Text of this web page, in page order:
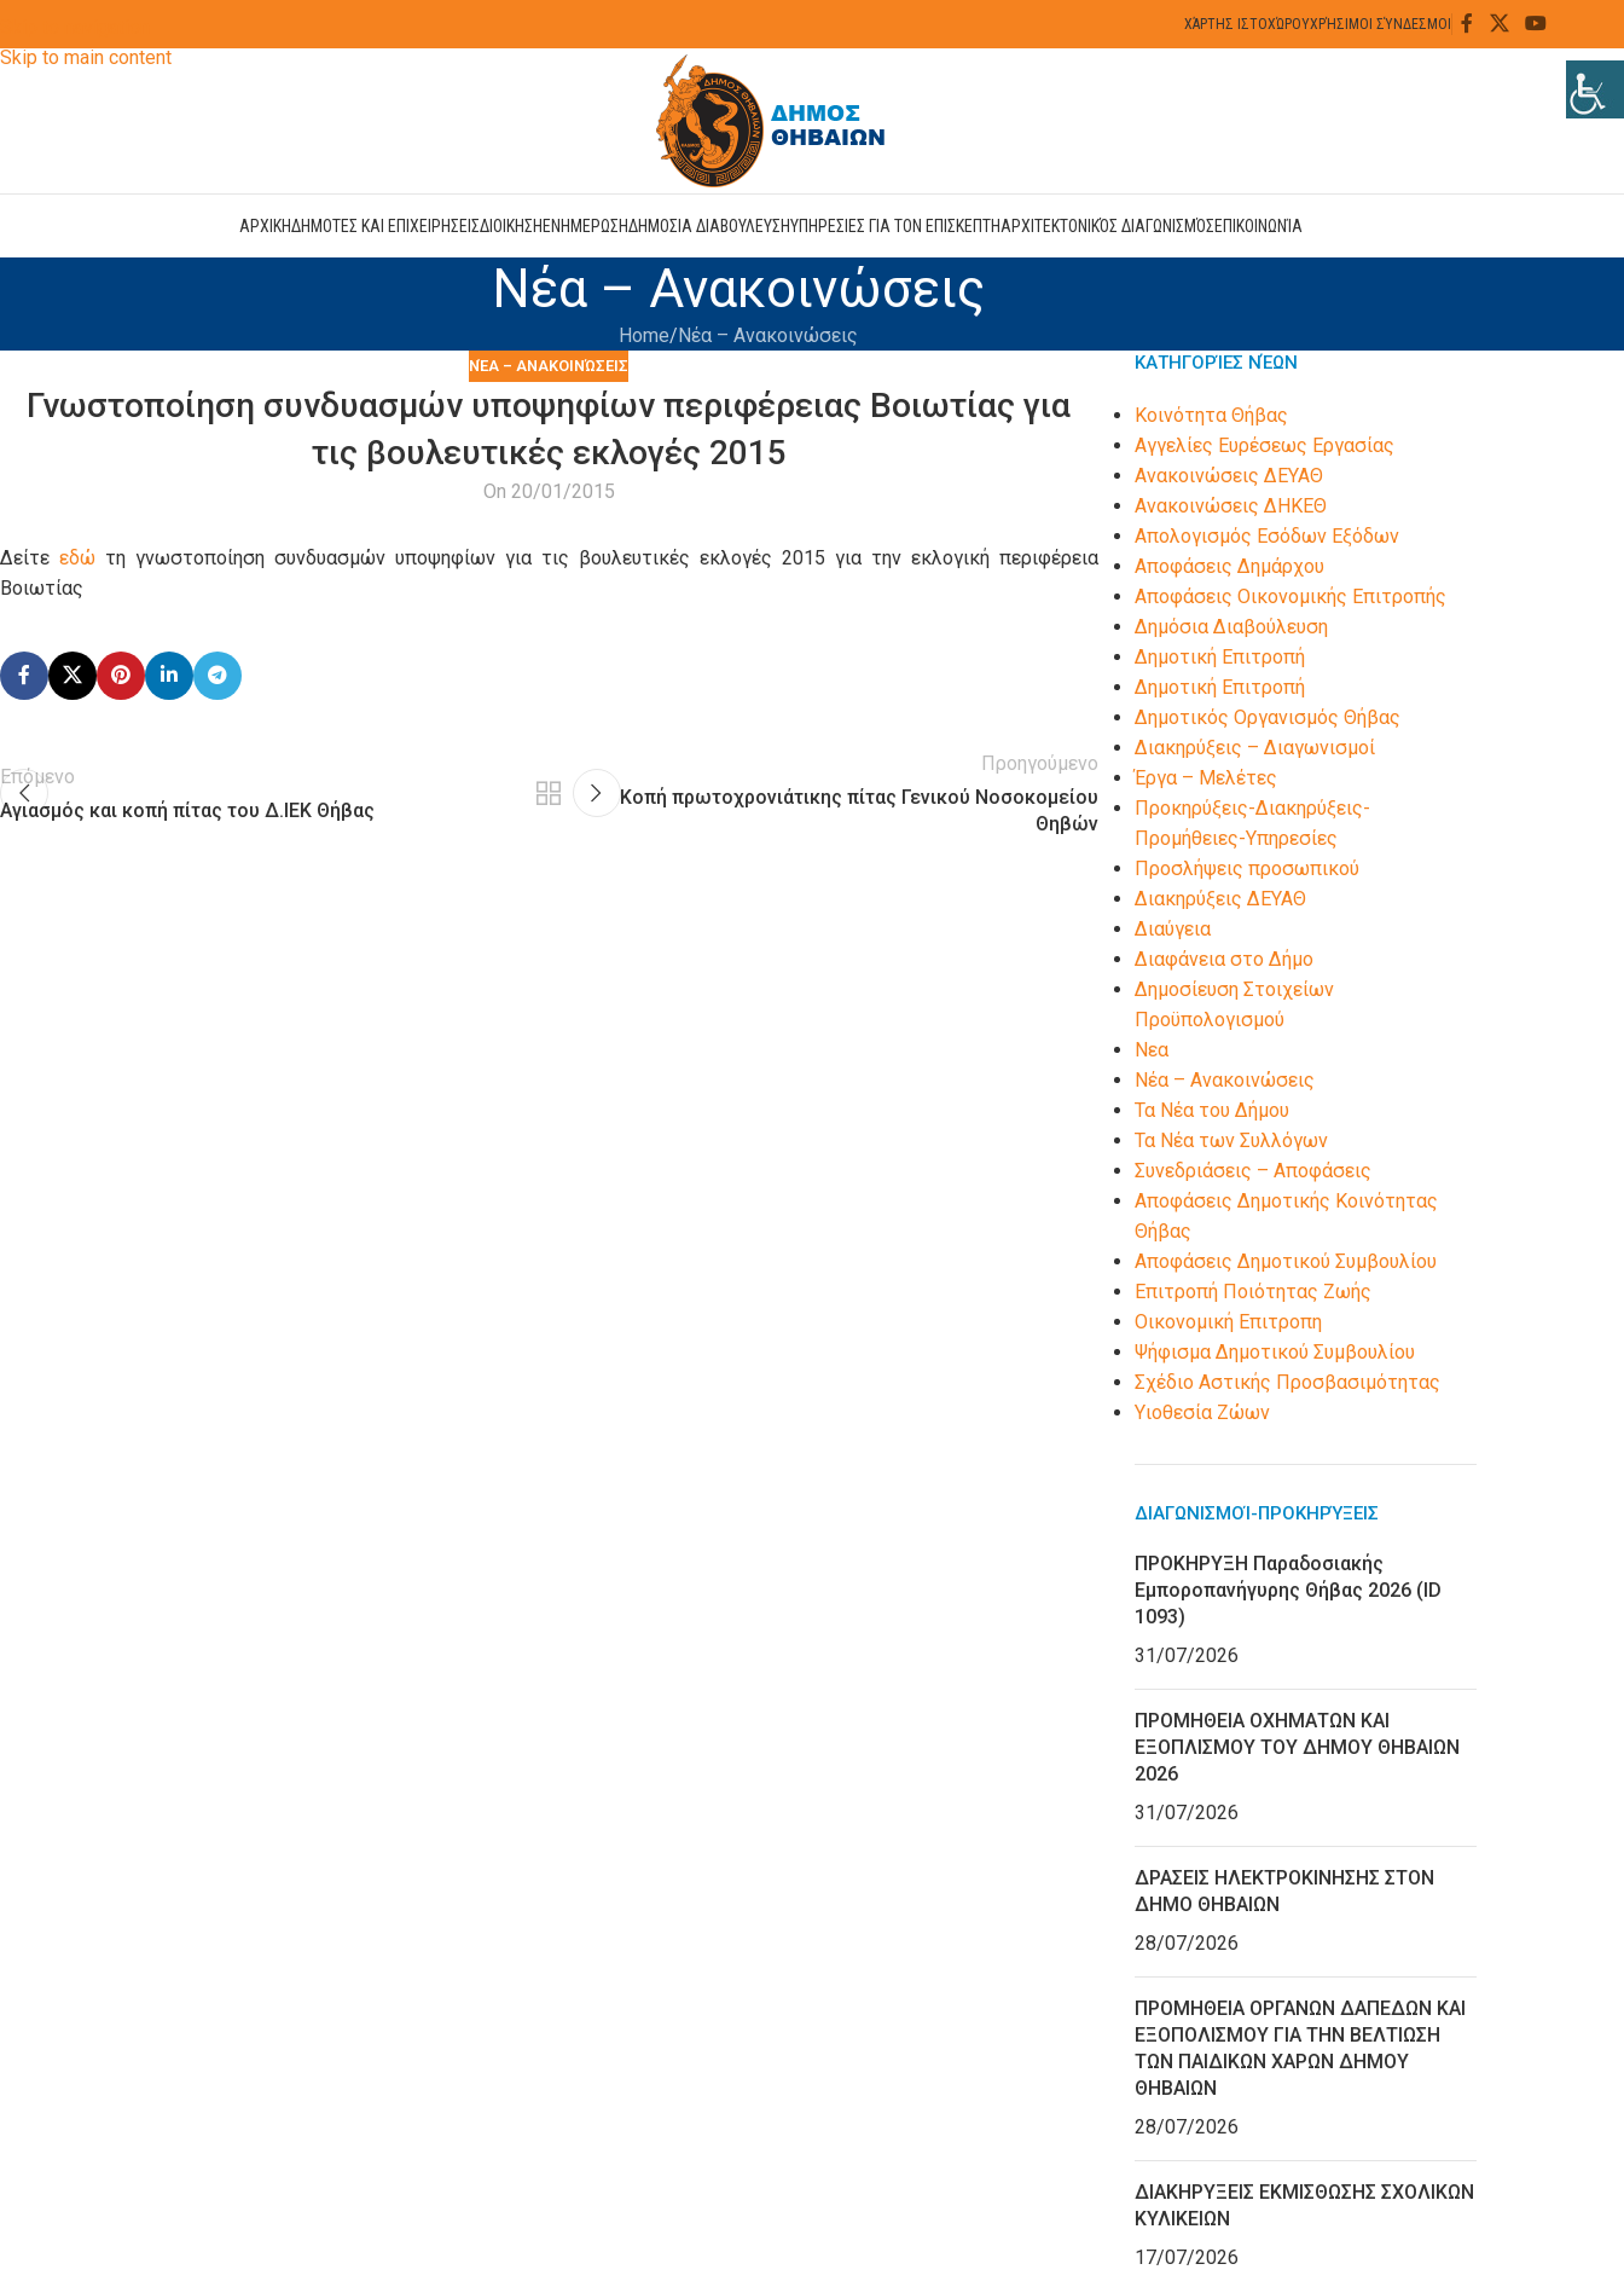
Skip to main content
ΧΆΡΤΗΣ ΙΣΤΟΧΏΡΟΥΧΡΉΣΙΜΟΙ ΣΎΝΔΕΣΜΟΙ
ΑΡΧΙΚΗΔΗΜΟΤΕΣ ΚΑΙ ΕΠΙΧΕΙΡΗΣΕΙΣΔΙΟΙΚΗΣΗΕΝΗΜΕΡΩΣΗΔΗΜΟΣΙΑ ΔΙΑΒΟΥΛΕΥΣΗΥΠΗΡΕΣΙΕΣ ΓΙΑ ΤΟΝ ΕΠΙΣΚΕΠΤΗΑΡΧΙΤΕΚΤΟΝΙΚΌΣ ΔΙΑΓΩΝΙΣΜΌΣΕΠΙΚΟΙΝΩΝΊΑ
Νέα – Ανακοινώσεις
Home Νέα – Ανακοινώσεις
ΝΈΑ – ΑΝΑΚΟΙΝΏΣΕΙΣ
Γνωστοποίηση συνδυασμών υποψηφίων περιφέρειας Βοιωτίας για
τις βουλευτικές εκλογές 2015
On 20/01/2015
Δείτε εδώ τη γνωστοποίηση συνδυασμών υποψηφίων για τις βουλευτικές εκλογές 2015 για την εκλογική περιφέρεια
Βοιωτίας
Επόμενο
Αγιασμός και κοπή πίτας του Δ.ΙΕΚ Θήβας
Προηγούμενο
Κοπή πρωτοχρονιάτικης πίτας Γενικού Νοσοκομείου
Θηβών
ΚΑΤΗΓΟΡΊΕΣ ΝΈΩΝ
Kοινότητα Θήβας
Αγγελίες Ευρέσεως Εργασίας
Ανακοινώσεις ΔΕΥΑΘ
Ανακοινώσεις ΔΗΚΕΘ
Απολογισμός Εσόδων Εξόδων
Αποφάσεις Δημάρχου
Αποφάσεις Οικονομικής Επιτροπής
Δημόσια Διαβούλευση
Δημοτική Επιτροπή
Δημοτική Επιτροπή
Δημοτικός Οργανισμός Θήβας
Διακηρύξεις – Διαγωνισμοί
Έργα – Μελέτες
Προκηρύξεις-Διακηρύξεις-
Προμήθειες-Υπηρεσίες
Προσλήψεις προσωπικού
Διακηρύξεις ΔΕΥΑΘ
Διαύγεια
Διαφάνεια στο Δήμο
Δημοσίευση Στοιχείων
Προϋπολογισμού
Νεα
Νέα – Ανακοινώσεις
Τα Νέα του Δήμου
Τα Νέα των Συλλόγων
Συνεδριάσεις – Αποφάσεις
Αποφάσεις Δημοτικής Κοινότητας
Θήβας
Αποφάσεις Δημοτικού Συμβουλίου
Επιτροπή Ποιότητας Ζωής
Οικονομική Επιτροπη
Ψήφισμα Δημοτικού Συμβουλίου
Σχέδιο Αστικής Προσβασιμότητας
Υιοθεσία Ζώων
ΔΙΑΓΩΝΙΣΜΟΊ-ΠΡΟΚΗΡΎΞΕΙΣ
ΠΡΟΚΗΡΥΞΗ Παραδοσιακής
Εμποροπανήγυρης Θήβας 2026 (ID
1093)
31/07/2026
ΠΡΟΜΗΘΕΙΑ ΟΧΗΜΑΤΩΝ ΚΑΙ
ΕΞΟΠΛΙΣΜΟΥ ΤΟΥ ΔΗΜΟΥ ΘΗΒΑΙΩΝ
2026
31/07/2026
ΔΡΑΣΕΙΣ ΗΛΕΚΤΡΟΚΙΝΗΣΗΣ ΣΤΟΝ
ΔΗΜΟ ΘΗΒΑΙΩΝ
28/07/2026
ΠΡΟΜΗΘΕΙΑ ΟΡΓΑΝΩΝ ΔΑΠΕΔΩΝ ΚΑΙ
ΕΞΟΠΟΛΙΣΜΟΥ ΓΙΑ ΤΗΝ ΒΕΛΤΙΩΣΗ
ΤΩΝ ΠΑΙΔΙΚΩΝ ΧΑΡΩΝ ΔΗΜΟΥ
ΘΗΒΑΙΩΝ
28/07/2026
ΔΙΑΚΗΡΥΞΕΙΣ ΕΚΜΙΣΘΩΣΗΣ ΣΧΟΛΙΚΩΝ
ΚΥΛΙΚΕΙΩΝ
17/07/2026